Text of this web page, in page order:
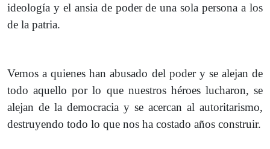
ideología y el ansia de poder de una sola persona a los
de la patria.
Vemos a quienes han abusado del poder y se alejan de
todo aquello por lo que nuestros héroes lucharon, se
alejan de la democracia y se acercan al autoritarismo,
destruyendo todo lo que nos ha costado años construir.